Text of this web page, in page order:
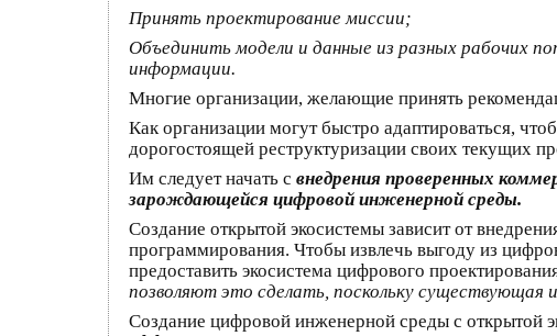
Принять проектирование миссии;
Объединить модели и данные из разных рабочих
информации.
Многие организации, желающие принять
Как организации могут быстро адаптироваться,
дорогостоящей реструктуризации своих текущих
Им следует начать с внедрения проверенных
зарождающейся цифровой инженерной среды.
Создание открытой экосистемы зависит от
программирования. Чтобы извлечь выгоду из
предоставить экосистема цифрового
позволяют это сделать, поскольку
Создание цифровой инженерной среды с открытой